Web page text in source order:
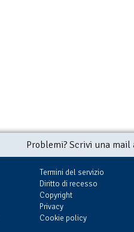
Problemi? Scrivi una
Termini del servizio
Diritto di recesso
Copyright
Privacy
Cookie policy